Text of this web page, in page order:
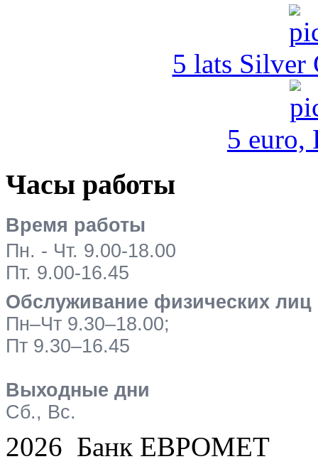
5 lats Silver
5 euro,
Часы работы
Время работы
Пн. - Чт. 9.00-18.00
Пт. 9.00-16.45
Обслуживание физических лиц
Пн–Чт 9.30–18.00;
Пт 9.30–16.45
Выходные дни
Сб., Вс.
2026 Банк ЕВРОМЕТ